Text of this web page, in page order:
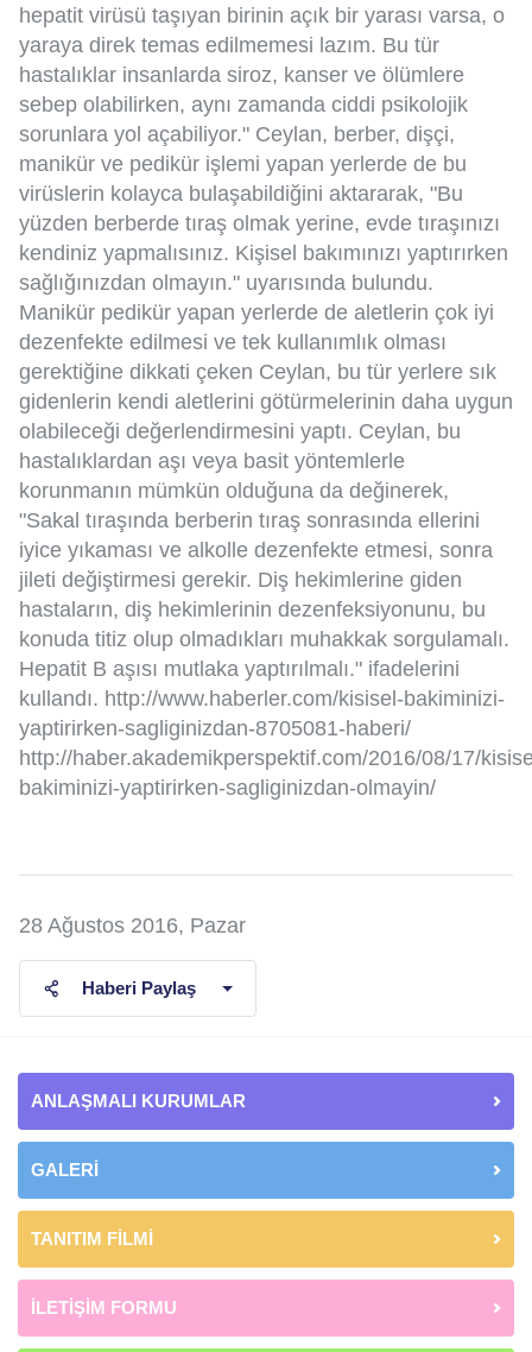
hepatit virüsü taşıyan birinin açık bir yarası varsa, o
yaraya direk temas edilmemesi lazım. Bu tür
hastalıklar insanlarda siroz, kanser ve ölümlere
sebep olabilirken, aynı zamanda ciddi psikolojik
sorunlara yol açabiliyor." Ceylan, berber, dişçi,
manikür ve pedikür işlemi yapan yerlerde de bu
virüslerin kolayca bulaşabildiğini aktararak, "Bu
yüzden berberde tıraş olmak yerine, evde tıraşınızı
kendiniz yapmalısınız. Kişisel bakımınızı yaptırırken
sağlığınızdan olmayın." uyarısında bulundu.
Manikür pedikür yapan yerlerde de aletlerin çok iyi
dezenfekte edilmesi ve tek kullanımlık olması
gerektiğine dikkati çeken Ceylan, bu tür yerlere sık
gidenlerin kendi aletlerini götürmelerinin daha uygun
olabileceği değerlendirmesini yaptı. Ceylan, bu
hastalıklardan aşı veya basit yöntemlerle
korunmanın mümkün olduğuna da değinerek,
"Sakal tıraşında berberin tıraş sonrasında ellerini
iyice yıkaması ve alkolle dezenfekte etmesi, sonra
jileti değiştirmesi gerekir. Diş hekimlerine giden
hastaların, diş hekimlerinin dezenfeksiyonunu, bu
konuda titiz olup olmadıkları muhakkak sorgulamalı.
Hepatit B aşısı mutlaka yaptırılmalı." ifadelerini
kullandı. http://www.haberler.com/kisisel-bakiminizi-
yaptirirken-sagliginizdan-8705081-haberi/
http://haber.akademikperspektif.com/2016/08/17/
bakiminizi-yaptirirken-sagliginizdan-olmayin/
28 Ağustos 2016, Pazar
Haberi Paylaş
ANLAŞMALI KURUMLAR
GALERİ
TANITIM FİLMİ
İLETİŞİM FORMU